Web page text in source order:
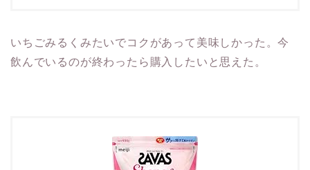
いちごみるくみたいでコクがあって美味しかった。今
飲んでいるのが終わったら購入したいと思えた。